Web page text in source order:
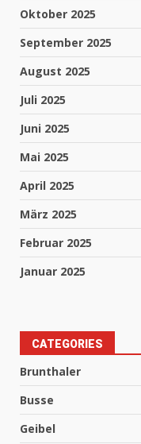
Oktober 2025
September 2025
August 2025
Juli 2025
Juni 2025
Mai 2025
April 2025
März 2025
Februar 2025
Januar 2025
CATEGORIES
Brunthaler
Busse
Geibel